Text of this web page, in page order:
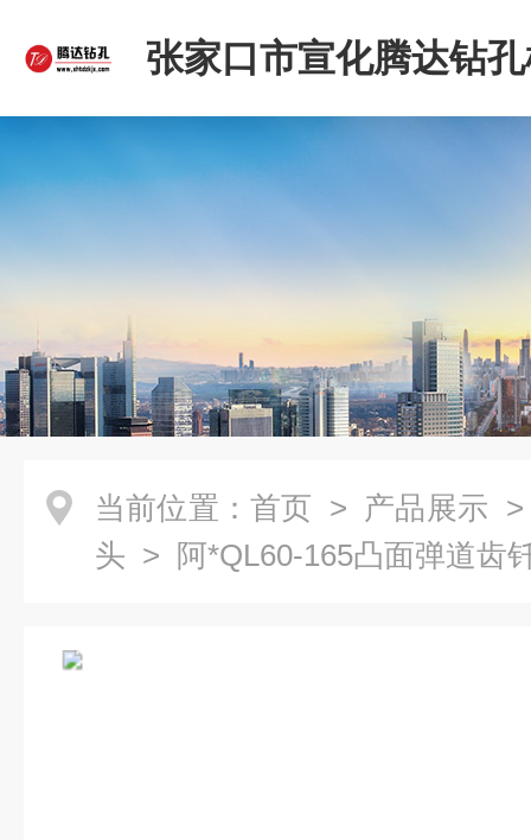
张家口市宣化腾达钻
限公司
当前位置： 首页 > 产品展示
头 > 阿*QL60-165凸面弹道齿